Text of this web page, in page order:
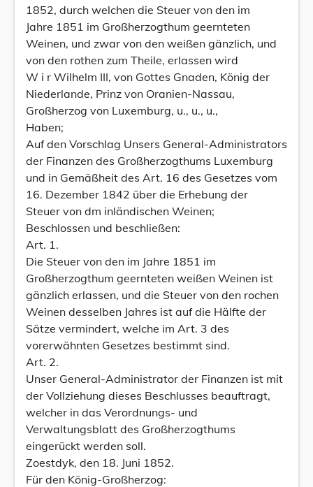
1852, durch welchen die Steuer von den im
Jahre 1851 im Großherzogthum geernteten
Weinen, und zwar von den weißen gänzlich, und
von den rothen zum Theile, erlassen wird
W i r Wilhelm III, von Gottes Gnaden, König der
Niederlande, Prinz von Oranien-Nassau,
Großherzog von Luxemburg, u., u., u.,
Haben;
Auf den Vorschlag Unsers General-Administrators
der Finanzen des Großherzogthums Luxemburg
und in Gemäßheit des Art. 16 des Gesetzes vom
16. Dezember 1842 über die Erhebung der
Steuer von dm inländischen Weinen;
Beschlossen und beschließen:
Art. 1.
Die Steuer von den im Jahre 1851 im
Großherzogthum geernteten weißen Weinen ist
gänzlich erlassen, und die Steuer von den rochen
Weinen desselben Jahres ist auf die Hälfte der
Sätze vermindert, welche im Art. 3 des
vorerwähnten Gesetzes bestimmt sind.
Art. 2.
Unser General-Administrator der Finanzen ist mit
der Vollziehung dieses Beschlusses beauftragt,
welcher in das Verordnungs- und
Verwaltungsblatt des Großherzogthums
eingerückt werden soll.
Zoestdyk, den 18. Juni 1852.
Für den König-Großherzog: